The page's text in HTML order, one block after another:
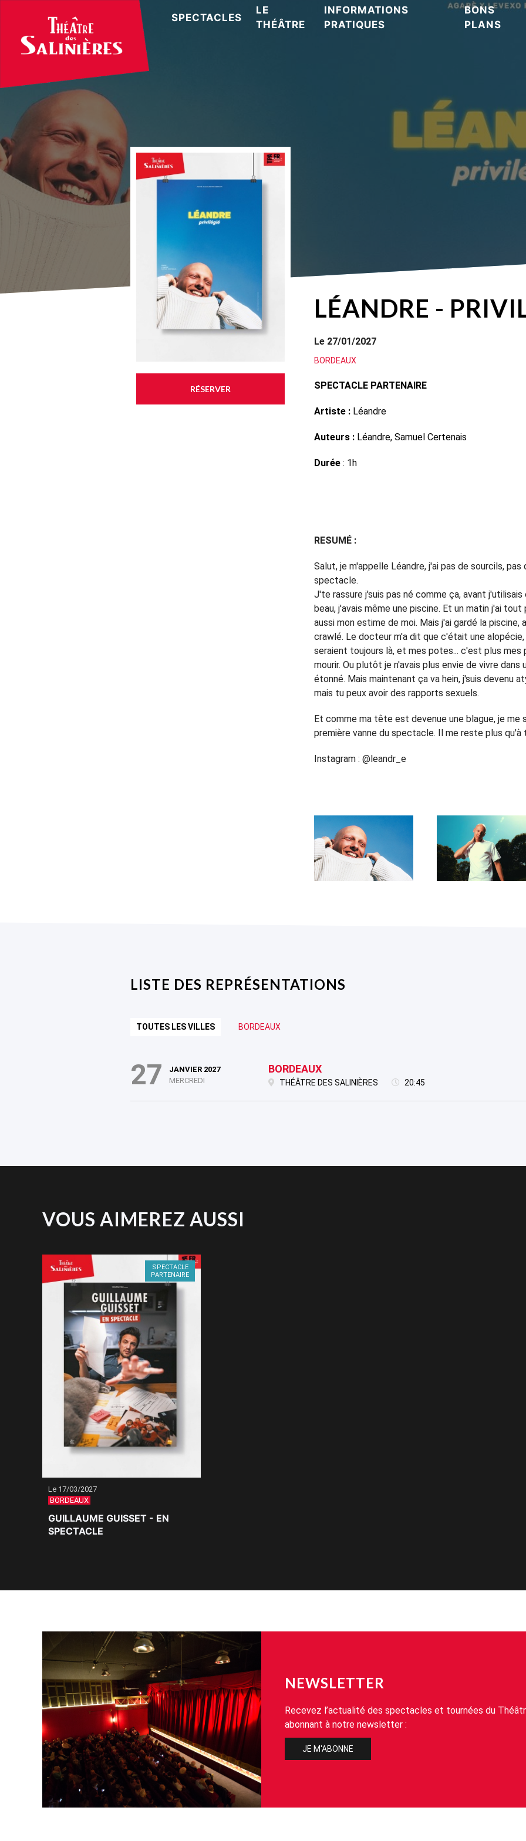
SPECTACLES
LE
THÉÂTRE
INFORMATIONS
PRATIQUES
BONS
PLANS
RÉSERVER
LÉANDRE -
Le 27/01/2027
BORDEAUX
SPECTACLE PARTENAIRE
Artiste : Léandre
Auteurs : Léandre, Samuel Certenais
Durée : 1h
RESUMÉ :
Salut, je m'appelle Léandre, j'ai pas de sourcils, pas
spectacle.
J'te rassure j'suis pas né comme ça, avant j'utilisais
beau, j'avais même une piscine. Et un matin j'ai
aussi mon estime de moi. Mais j'ai gardé la piscine,
crawlé. Le docteur m'a dit que c'était une
seraient toujours là, et mes potes... c'est plus mes
mourir. Ou plutôt je n'avais plus envie de vivre dans
étonné. Mais maintenant ça va hein, j'suis devenu
mais tu peux avoir des rapports sexuels.
Et comme ma tête est devenue une blague, je me
première vanne du spectacle. Il me reste plus
Instagram : @leandr_e
LISTE DES REPRÉSENTATIONS
TOUTES LES VILLES BORDEAUX
27
JANVIER 2027
MERCREDI
BORDEAUX
THÉÂTRE DES SALINIÈRES 20:45
VOUS AIMEREZ AUSSI
SPECTACLE
PARTENAIRE
PLUS D'INFOS
RÉSERVER
Le 17/03/2027
BORDEAUX
GUILLAUME GUISSET - EN
SPECTACLE
NEWSLETTER
Recevez l’actualité des spectacles et tournées du
abonnant à notre newsletter :
JE M'ABONNE